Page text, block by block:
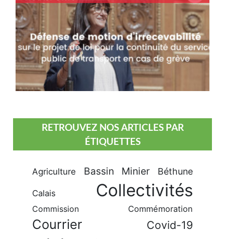
RETROUVEZ NOS ARTICLES PAR
ÉTIQUETTES
Agriculture Bassin Minier Béthune
Calais Collectivités
Commission Commémoration
Courrier Covid-19